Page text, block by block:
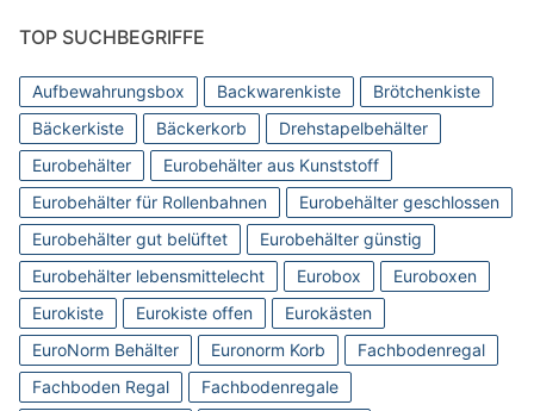
TOP SUCHBEGRIFFE
Aufbewahrungsbox Backwarenkiste
Brötchenkiste
Bäckerkiste
Bäckerkorb
Drehstapelbehälter
Eurobehälter
Eurobehälter aus Kunststoff
Eurobehälter für Rollenbahnen
Eurobehälter geschlossen
Eurobehälter gut belüftet
Eurobehälter günstig
Eurobehälter lebensmittelecht
Eurobox
Euroboxen
Eurokiste
Eurokiste offen
Eurokästen
EuroNorm Behälter
Euronorm Korb
Fachbodenregal
Fachboden Regal
Fachbodenregale